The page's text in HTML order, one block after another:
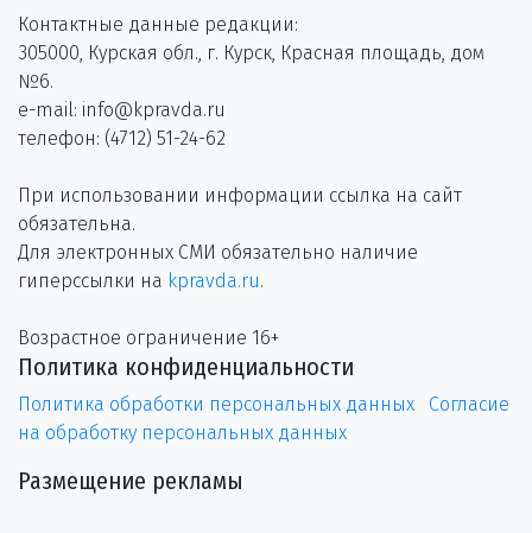
Контактные данные редакции:
305000, Курская обл., г. Курск, Красная площадь, дом
№6.
e-mail: info@kpravda.ru
телефон: (4712) 51-24-62
При использовании информации ссылка на сайт
обязательна.
Для электронных СМИ обязательно наличие
гиперссылки на kpravda.ru.
Возрастное ограничение 16+
Политика конфиденциальности
Политика обработки персональных данных
Согласие
на обработку персональных данных
Размещение рекламы